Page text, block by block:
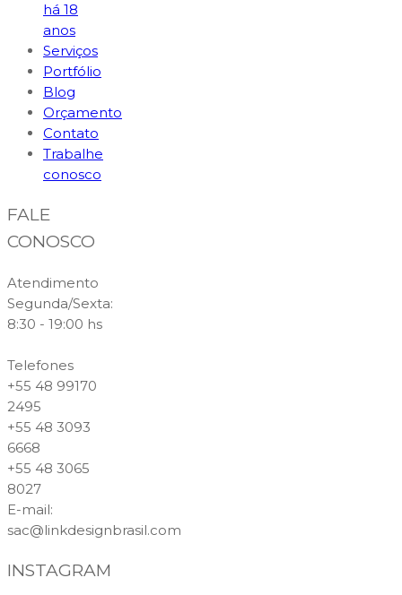
há 18
anos
Serviços
Portfólio
Blog
Orçamento
Contato
Trabalhe
conosco
FALE
CONOSCO
Atendimento
Segunda/Sexta:
8:30 - 19:00 hs
Telefones
+55 48 99170
2495
+55 48 3093
6668
+55 48 3065
8027
E-mail:
sac@linkdesignbrasil.com
INSTAGRAM